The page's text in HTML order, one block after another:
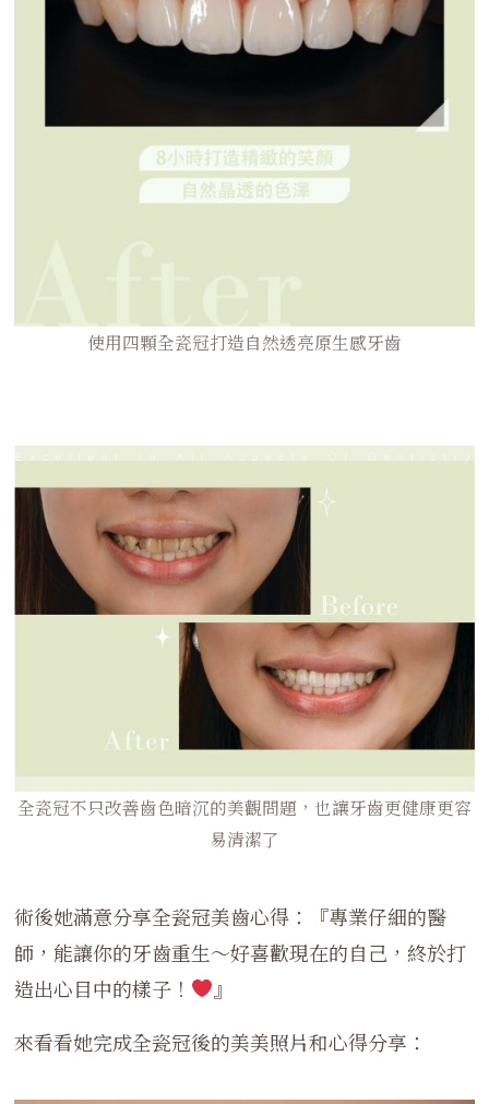
使用四顆全瓷冠打造自然透亮原生感牙齒
全瓷冠不只改善齒色暗沉的美觀問題，也讓牙齒更健康更容
易清潔了
術後她滿意分享全瓷冠美齒心得：『專業仔細的醫
師，能讓你的牙齒重生～好喜歡現在的自己，終於打
造出心目中的樣子！
』
來看看她完成全瓷冠後的美美照片和心得分享：